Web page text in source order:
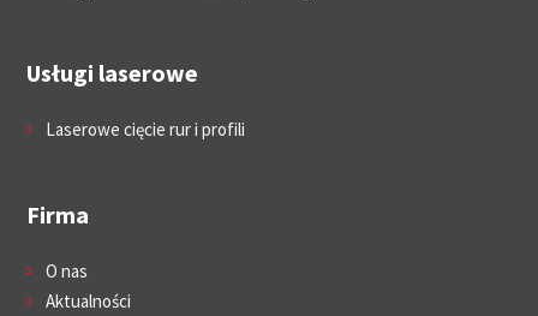
Usługi laserowe
Laserowe cięcie rur i profili
Firma
O nas
Aktualności